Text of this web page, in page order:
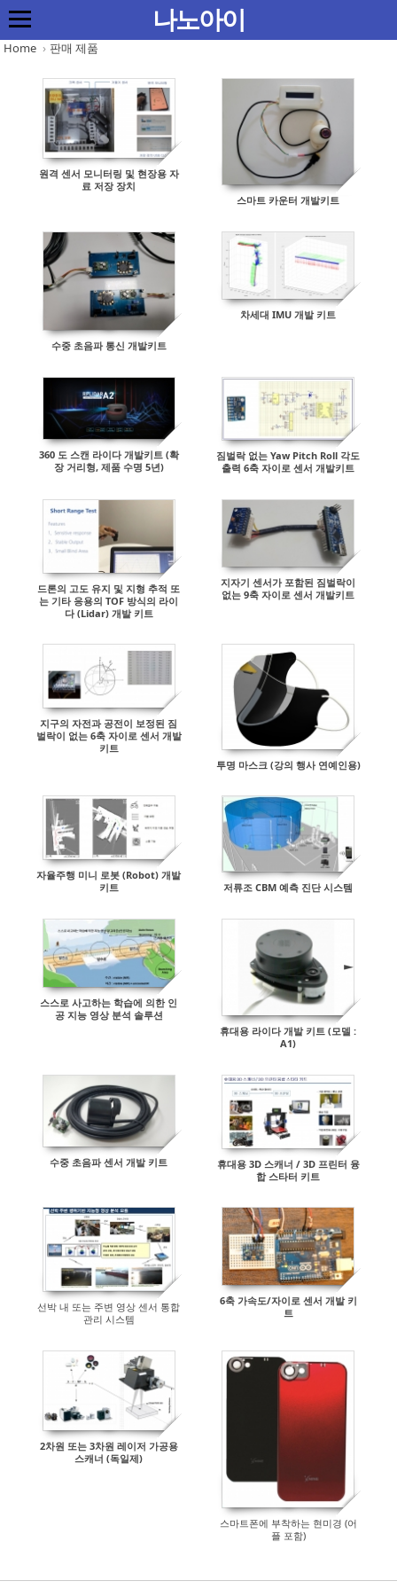
Home › 판매 제품
원격 센서 모니터링 및 현장용 자
료 저장 장치
스마트 카운터 개발키트
수중 초음파 통신 개발키트
차세대 IMU 개발 키트
360 도 스캔 라이다 개발키트 (확
장 거리형, 제품 수명 5년)
짐벌락 없는 Yaw Pitch Roll 각도
출력 6축 자이로 센서 개발키트
드론의 고도 유지 및 지형 추적 또
는 기타 응용의 TOF 방식의 라이
다 (Lidar) 개발 키트
지자기 센서가 포함된 짐벌락이
없는 9축 자이로 센서 개발키트
지구의 자전과 공전이 보정된 짐
벌락이 없는 6축 자이로 센서 개발
키트
투명 마스크 (강의 행사 연예인용)
자율주행 미니 로봇 (Robot) 개발
키트
저류조 CBM 예측 진단 시스템
스스로 사고하는 학습에 의한 인
공 지능 영상 분석 솔루션
휴대용 라이다 개발 키트 (모델 :
A1)
수중 초음파 센서 개발 키트
휴대용 3D 스캐너 / 3D 프린터 융
합 스타터 키트
선박 내 또는 주변 영상 센서 통합
관리 시스템
6축 가속도/자이로 센서 개발 키
트
2차원 또는 3차원 레이저 가공용
스캐너 (독일제)
스마트폰에 부착하는 현미경 (어
플 포함)
나노아이